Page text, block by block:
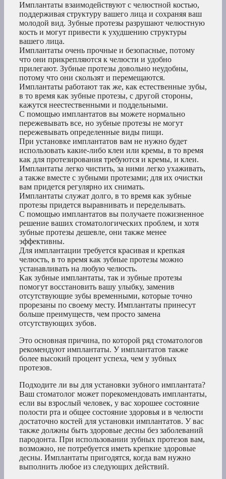
Имплантаты взаимодействуют с челюстной костью,
поддерживая структуру вашего лица и сохраняя ваш
молодой вид. Зубные протезы разрушают челюстную
кость и могут привести к ухудшению структуры
вашего лица.
Имплантаты очень прочные и безопасные, потому
что они прикрепляются к челюсти и удобно
прилегают. Зубные протезы довольно неудобны,
потому что они скользят и перемещаются.
Имплантаты работают так же, как естественные зубы,
в то время как зубные протезы, с другой стороны,
кажутся неестественными и поддельными.
С помощью имплантатов вы можете нормально
пережевывать все, но зубные протезы не могут
пережевывать определенные виды пищи.
При установке имплантатов вам не нужно будет
использовать какие-либо клеи или кремы, в то время
как для протезирования требуются и кремы, и клеи.
Имплантаты легко чистить, за ними легко ухаживать,
а также вместе с зубными протезами; для их очистки
вам придется регулярно их снимать.
Имплантаты служат долго, в то время как зубные
протезы придется выравнивать и переделывать.
С помощью имплантатов вы получаете пожизненное
решение ваших стоматологических проблем, и хотя
зубные протезы дешевле, они также менее
эффективны.
Для имплантации требуется красивая и крепкая
челюсть, в то время как зубные протезы можно
устанавливать на любую челюсть.
Как зубные имплантаты, так и зубные протезы
помогут восстановить вашу улыбку, заменив
отсутствующие зубы временными, которые точно
прорезаны по своему месту. Имплантаты принесут
больше преимуществ, чем просто замена
отсутствующих зубов.
Это основная причина, по которой ряд стоматологов
рекомендуют имплантаты. У имплантатов также
более высокий процент успеха, чем у зубных
протезов.
Подходите ли вы для установки зубного имплантата?
Ваш стоматолог может порекомендовать имплантаты,
если вы взрослый человек, у вас хорошее состояние
полости рта и общее состояние здоровья и в челюсти
достаточно костей для установки имплантатов. У вас
также должны быть здоровые десны без заболеваний
пародонта. При использовании зубных протезов вам,
возможно, не потребуется иметь крепкие здоровые
десны. Имплантаты пригодятся, когда вам нужно
выполнить любое из следующих действий.